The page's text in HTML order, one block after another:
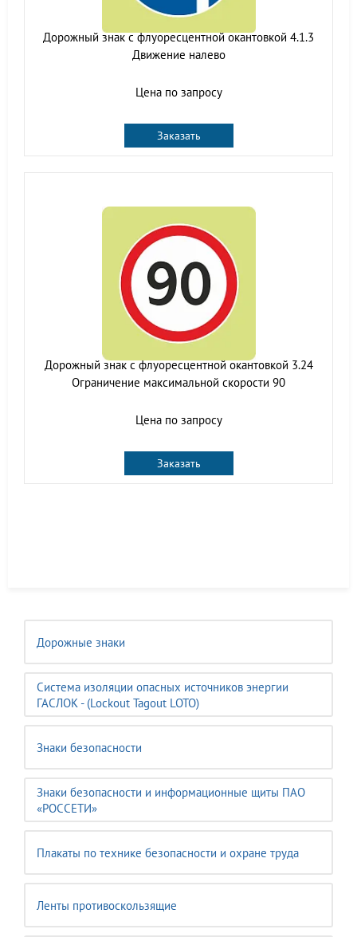
Дорожные знаки
Система изоляции опасных источников энергии
ГАСЛОК - (Lockout Tagout LOTO)
Знаки безопасности
Знаки безопасности и информационные щиты ПАО
«РОССЕТИ»
Плакаты по технике безопасности и охране труда
Ленты противоскользящие
Дорожный знак с флуоресцентной окантовкой 4.1.3
Движение налево
Цена по запросу
Заказать
Дорожный знак с флуоресцентной окантовкой 3.24
Ограничение максимальной скорости 90
Цена по запросу
Заказать